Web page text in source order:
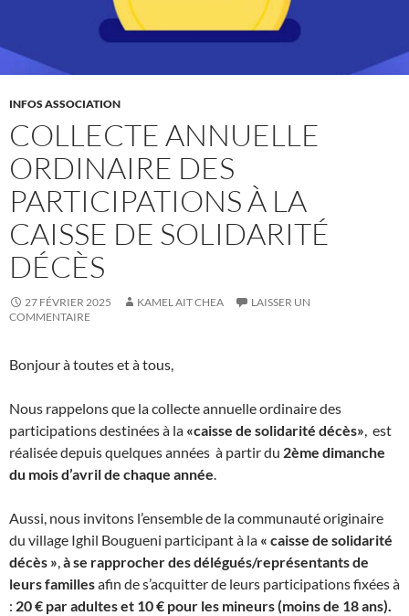
INFOS ASSOCIATION
COLLECTE ANNUELLE
ORDINAIRE DES
PARTICIPATIONS À LA
CAISSE DE SOLIDARITÉ
DÉCÈS
27 FÉVRIER 2025 KAMEL AIT CHEA
LAISSER UN
COMMENTAIRE
Bonjour à toutes et à tous,
Nous rappelons que la collecte annuelle ordinaire des
participations destinées à la «caisse de solidarité décès», est
réalisée depuis quelques années à partir du 2ème dimanche
du mois d’avrilde chaque année.
Aussi, nous invitons l’ensemble de la communauté originaire
du village Ighil Bougueni participant à la « caisse de solidarité
décès »,à se rapprocher des délégués/représentants de
leurs famillesafin de s’acquitter de leurs participations fixées à
: 20 € par adultes et 10 € pour les mineurs (moins de 18 ans).